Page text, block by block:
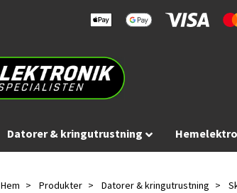
Datorer & kringutrustning
Hem Produkter Datorer & kringutrustning